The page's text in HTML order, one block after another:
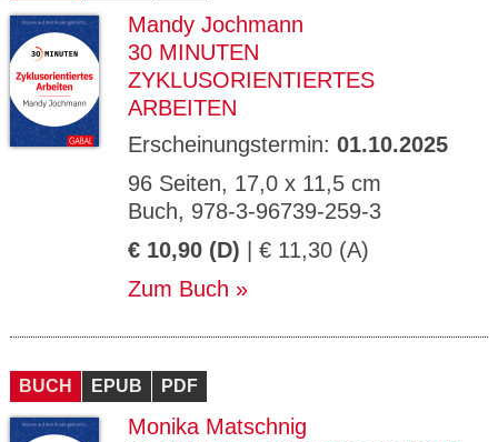
Mandy Jochmann
30 MINUTEN
ZYKLUSORIENTIERTES
ARBEITEN
Erscheinungstermin: 01.10.2025
96 Seiten, 17,0 x 11,5 cm
Buch, 978-3-96739-259-3
€ 10,90 (D) | € 11,30 (A)
Zum Buch
BUCH EPUB PDF
Monika Matschnig